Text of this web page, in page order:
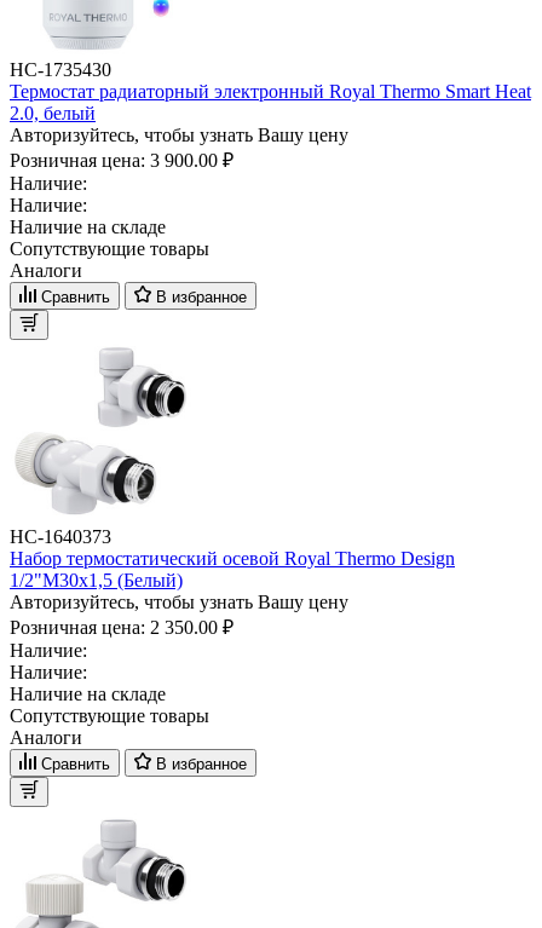
НС-1735430
Термостат радиаторный электронный Royal Thermo Smart Heat
2.0, белый
Авторизуйтесь, чтобы узнать Вашу цену
Розничная цена: 3 900.00 ₽
Наличие:
Наличие:
Наличие на складе
Сопутствующие товары
Аналоги
Сравнить В избранное
НС-1640373
Набор термостатический осевой Royal Thermo Design
1/2"М30х1,5 (Белый)
Авторизуйтесь, чтобы узнать Вашу цену
Розничная цена: 2 350.00 ₽
Наличие:
Наличие:
Наличие на складе
Сопутствующие товары
Аналоги
Сравнить В избранное